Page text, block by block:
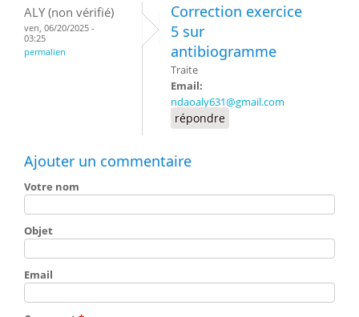
ALY (non vérifié)
ven, 06/20/2025 -
03:25
permalien
Correction exercice
5 sur
antibiogramme
Traite
Email:
ndaoaly631@gmail.com
répondre
Ajouter un commentaire
Votre nom
Objet
Email